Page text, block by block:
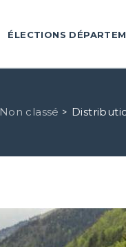
ÉLECTIONS
Non classé >